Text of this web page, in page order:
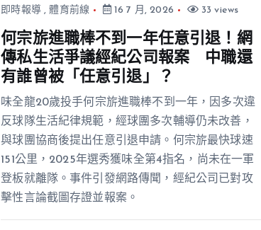
即時報導,體育前線 16 7 月, 2026 33 views
何宗旂進職棒不到一年任意引退！網
傳私生活爭議經紀公司報案 中職還
有誰曾被「任意引退」？
味全龍20歲投手何宗旂進職棒不到一年，因多次違
反球隊生活紀律規範，經球團多次輔導仍未改善，
與球團協商後提出任意引退申請。何宗旂最快球速
151公里，2025年選秀獲味全第4指名，尚未在一軍
登板就離隊。事件引發網路傳聞，經紀公司已對攻
擊性言論截圖存證並報案。